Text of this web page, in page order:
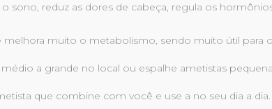
sono, reduz as dores de cabeça, regula os
melhora muito o metabolismo, sendo muito útil
a grande no local ou espalhe ametistas
que combine com você e use a no seu dia a dia.